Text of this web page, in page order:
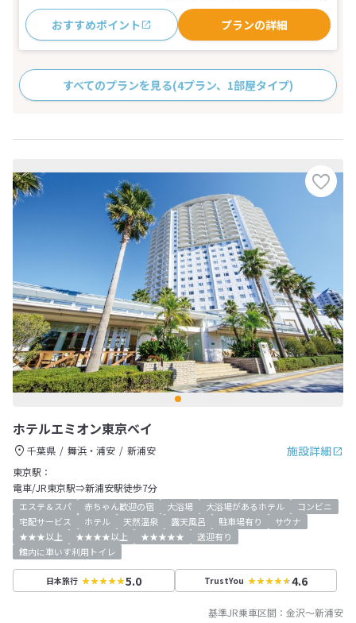
おすすめポイント プランの詳細
すべてのプランを見る(4プラン、1部屋タイプ)
ホテルエミオン東京ベイ
施設詳細
千葉県 舞浜・浦安
新浦安
東京駅：
電車/JR東京駅⇒新浦安駅徒歩7分
エステ＆スパ 赤ちゃん歓迎の宿 大浴場 大浴場があるホテル
コンビニ
宅配サービス
ホテル 天然温泉 露天風呂 駐車場有り
サウナ
★★★以上
★★★★以上 ★★★★★
送迎有り
館内に車いす利用トイレ
日本旅行 5.0 TrustYou 4.6
基準JR乗車区間： 金沢～新浦安